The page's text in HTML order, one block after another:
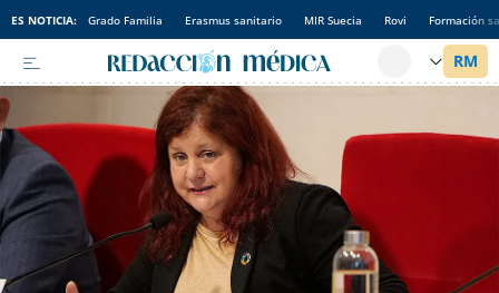
ES NOTICIA: Grado Familia Erasmus sanitario MIR Suecia Rovi Formación